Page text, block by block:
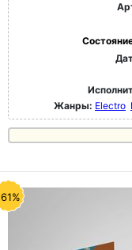
Жанры: Electro